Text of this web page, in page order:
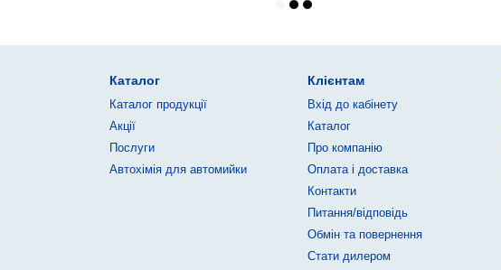
Каталог
Каталог продукції
Акції
Послуги
Автохімія для автомийки
Клієнтам
Вхід до кабінету
Каталог
Про компанію
Оплата і доставка
Контакти
Питання/відповідь
Обмін та повернення
Стати дилером